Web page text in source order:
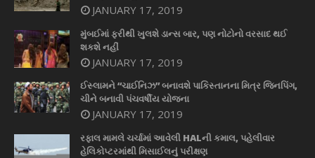
JANUARY 17, 2019
મુંબઈમાં ફરીથી ખુલશે ડાન્સ બાર, પણ નોટોનો વરસાદ થઈ
શકશે નહીં
JANUARY 17, 2019
ઈસ્લામને “ચાઈનિઝ” બનાવશે પાકિસ્તાનના મિત્ર જિનપિંગ,
ચીને બનાવી પંચવર્ષીય યોજના
JANUARY 17, 2019
રફાલ મામલે ચર્ચામાં આવેલી HALની કમાલ, પહેલીવાર
હેલિકોપ્ટરમાંથી મિસાઈલનું પરીક્ષણ